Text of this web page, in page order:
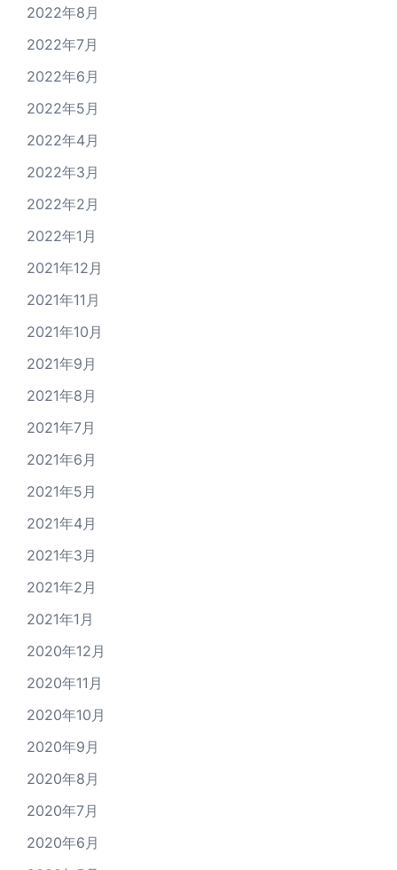
2022年8月
2022年7月
2022年6月
2022年5月
2022年4月
2022年3月
2022年2月
2022年1月
2021年12月
2021年11月
2021年10月
2021年9月
2021年8月
2021年7月
2021年6月
2021年5月
2021年4月
2021年3月
2021年2月
2021年1月
2020年12月
2020年11月
2020年10月
2020年9月
2020年8月
2020年7月
2020年6月